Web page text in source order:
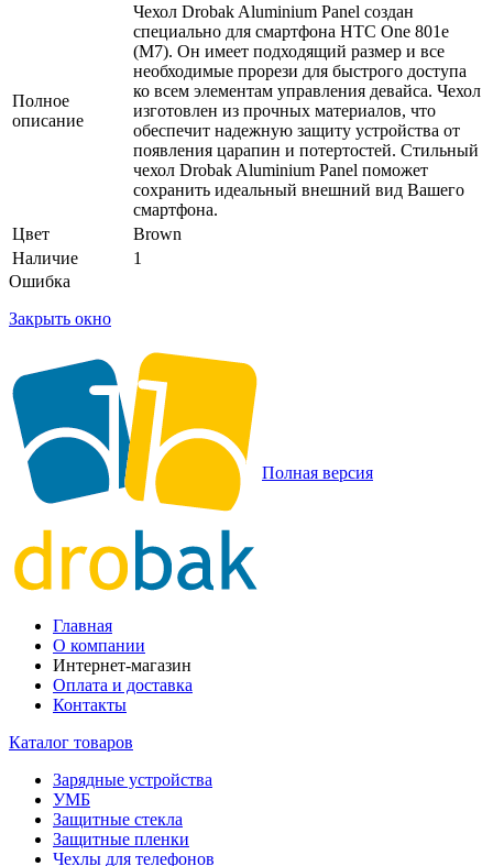
Полное
описание
Чехол Drobak Aluminium Panel создан
специально для смартфона HTC One 801e
(M7). Он имеет подходящий размер и все
необходимые прорези для быстрого доступа
ко всем элементам управления девайса. Чехол
изготовлен из прочных материалов, что
обеспечит надежную защиту устройства от
появления царапин и потертостей. Стильный
чехол Drobak Aluminium Panel поможет
сохранить идеальный внешний вид Вашего
смартфона.
Цвет
Brown
Наличие
1
Ошибка
Закрыть окно
Полная версия
Главная
О компании
Интернет-магазин
Оплата и доставка
Контакты
Каталог товаров
Зарядные устройства
УМБ
Защитные стекла
Защитные пленки
Чехлы для телефонов